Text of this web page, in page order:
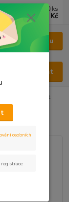
Menu
Hledat
0 ks
0 Kč
Pomeranč květ
osobních